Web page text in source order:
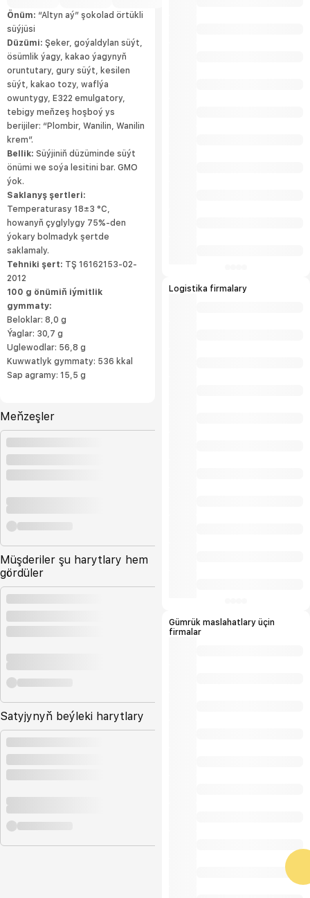
Önüm: “Altyn aý” şokolad örtükli
süýjüsi
Düzümi: Şeker, goýaldylan süýt,
ösümlik ýagy, kakao ýagynyň
oruntutary, gury süýt, kesilen
süýt, kakao tozy, waflýa
owuntygy, E322 emulgatory,
tebigy meňzeş hoşboý ys
berijiler: “Plombir, Wanilin, Wanilin
krem”.
Bellik: Süýjiniň düzüminde süýt
önümi we soýa lesitini bar. GMO
ýok.
Saklanyş şertleri:
Temperaturasy 18±3 °С,
howanyň çyglylygy 75%-den
ýokary bolmadyk şertde
saklamaly.
Tehniki şert: TŞ 16162153-02-
2012
100 g önümiň iýmitlik
gymmaty:
Beloklar: 8,0 g
Ýaglar: 30,7 g
Uglewodlar: 56,8 g
Kuwwatlyk gymmaty: 536 kkal
Sap agramy: 15,5 g
Meňzeşler
Müşderiler şu harytlary hem
gördüler
Satyjynyň beýleki harytlary
Logistika firmalary
Gümrük maslahatlary üçin
firmalar